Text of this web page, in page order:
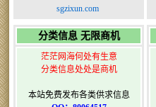
息网-免费信息发布网-
sgzixun.com
分类信息 无限商机
茫茫网海何处有生意
分类信息处处是商机
本站免费发布各类供求信息